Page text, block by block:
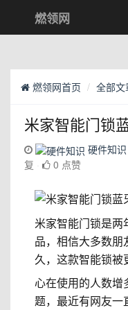
燃领网
燃领网首页 全部文
米家智能门锁
硬件知识
复
0 点赞
米家智能门锁是
品，相信大多数
久，这款智能锁被
心在使用的人数增
题，最近有网友一